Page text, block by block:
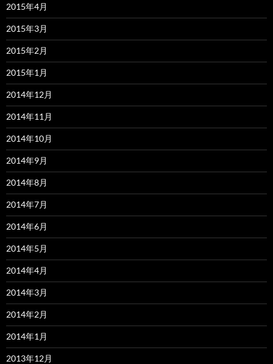
2015年4月
2015年3月
2015年2月
2015年1月
2014年12月
2014年11月
2014年10月
2014年9月
2014年8月
2014年7月
2014年6月
2014年5月
2014年4月
2014年3月
2014年2月
2014年1月
2013年12月